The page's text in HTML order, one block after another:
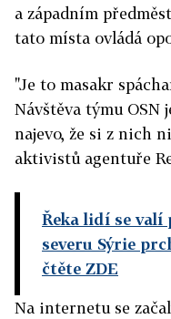
a západním
tato místa ovládá
"Je to masakr
Návštěva týmu OSN
najevo, že si z nich
aktivistů agentuře
Řeka lidí se valí
severu Sýrie
čtěte ZDE
Na internetu se